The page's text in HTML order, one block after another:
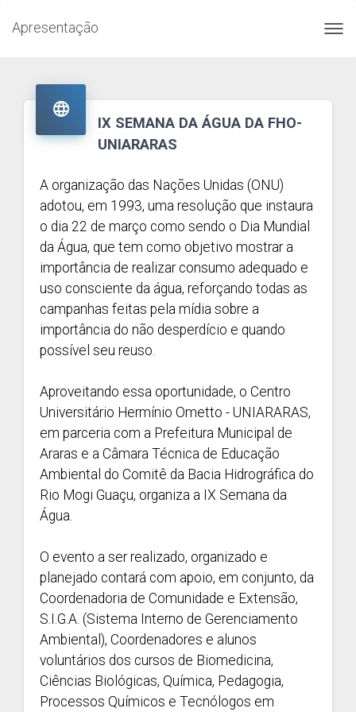
Apresentação

IX SEMANA DA ÁGUA DA FHO-
UNIARARAS
A organização das Nações Unidas (ONU)
adotou, em 1993, uma resolução que instaura
o dia 22 de março como sendo o Dia Mundial
da Água, que tem como objetivo mostrar a
importância de realizar consumo adequado e
uso consciente da água, reforçando todas as
campanhas feitas pela mídia sobre a
importância do não desperdício e quando
possível seu reuso.
Aproveitando essa oportunidade, o Centro
Universitário Hermínio Ometto - UNIARARAS,
em parceria com a Prefeitura Municipal de
Araras e a Câmara Técnica de Educação
Ambiental do Comitê da Bacia Hidrográfica do
Rio Mogi Guaçu, organiza a IX Semana da
Água.
O evento a ser realizado, organizado e
planejado contará com apoio, em conjunto, da
Coordenadoria de Comunidade e Extensão,
S.I.G.A. (Sistema Interno de Gerenciamento
Ambiental), Coordenadores e alunos
voluntários dos cursos de Biomedicina,
Ciências Biológicas, Química, Pedagogia,
Processos Químicos e Tecnólogos em